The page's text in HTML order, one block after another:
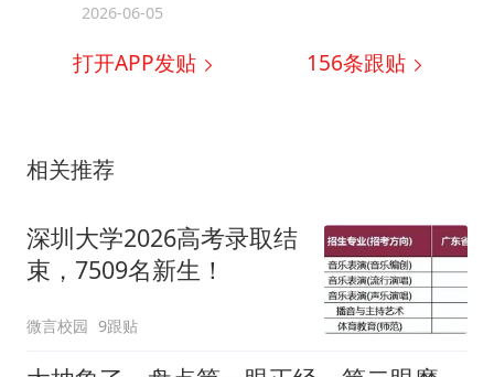
2026-06-05
打开APP发贴 156条跟贴
相关推荐
深圳大学2026高考录取结
束，7509名新生！
微言校园 9跟贴